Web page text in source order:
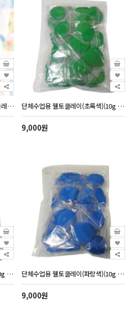
말랑클레이12색 세트 미니 컬러 클레이 점토 도구/클레이12색세트/미니도구3개포함 단체수업용 웰토클레이(초록색)(10g 40개)
9,000원
단체수업용 웰토클레이(검정색)(10g 40개) 단체수업용 웰토클레이(파랑색)(10g 40개)
9,000원